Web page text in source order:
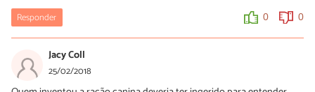
Responder 0 0
Jacy Coll
25/02/2018